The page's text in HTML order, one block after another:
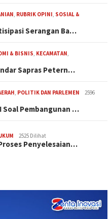
, RUBRIK OPINI, SOSIAL &
Serangan Ba…
& BISNIS, KECAMATAN,
Sapras Petern…
, POLITIK DAN PARLEMEN
2596
Soal Pembangunan …
2525 Dilihat
Penyelesaian…